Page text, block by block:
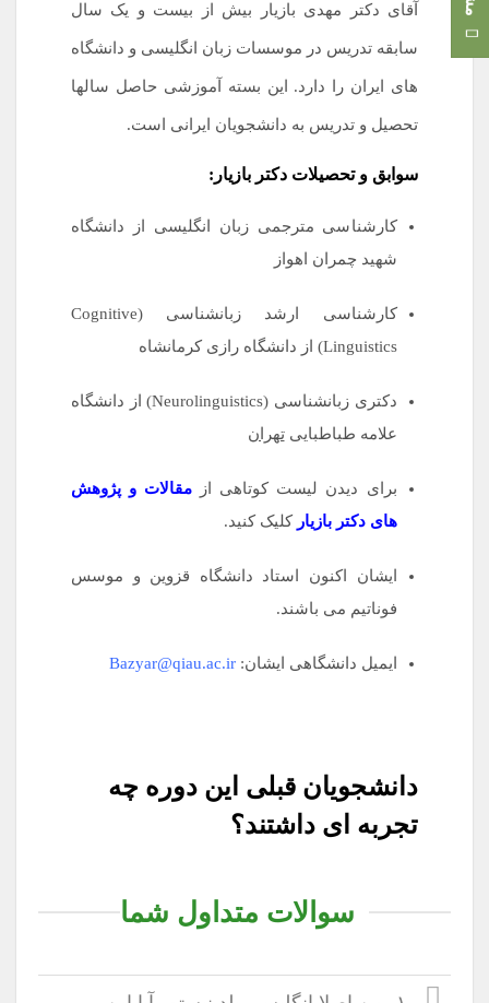
آقای دکتر مهدی بازیار بیش از بیست و یک سال
سابقه تدریس در موسسات زبان انگلیسی و دانشگاه
های ایران را دارد. این بسته آموزشی حاصل سالها
تحصیل و تدریس به دانشجویان ایرانی است.
سوابق و تحصیلات دکتر بازیار:
کارشناسی مترجمی زبان انگلیسی از دانشگاه
شهید چمران اهواز
کارشناسی ارشد زبانشناسی (Cognitive
Linguistics) از دانشگاه رازی کرمانشاه
دکتری زبانشناسی (Neurolinguistics) از دانشگاه
علامه طباطباییتهران
برای دیدن لیست کوتاهی از مقالات و پژوهش
های دکتر بازیار کلیک کنید.
ایشان اکنون استاد دانشگاه قزوین و موسس
فوناتیم می باشند.
ایمیل دانشگاهی ایشان:Bazyar@qiau.ac.ir
دانشجویان قبلی این دوره چه
تجربه ای داشتند؟
سوالات متداول شما